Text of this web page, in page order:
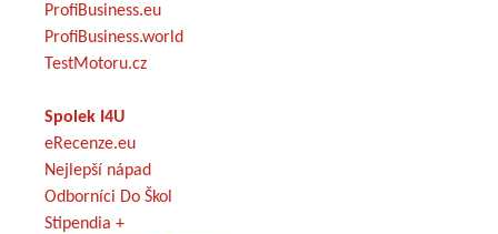
ProfiBusiness.eu
ProfiBusiness.world
TestMotoru.cz
Spolek I4U
eRecenze.eu
Nejlepší nápad
Odborníci Do Škol
Stipendia +